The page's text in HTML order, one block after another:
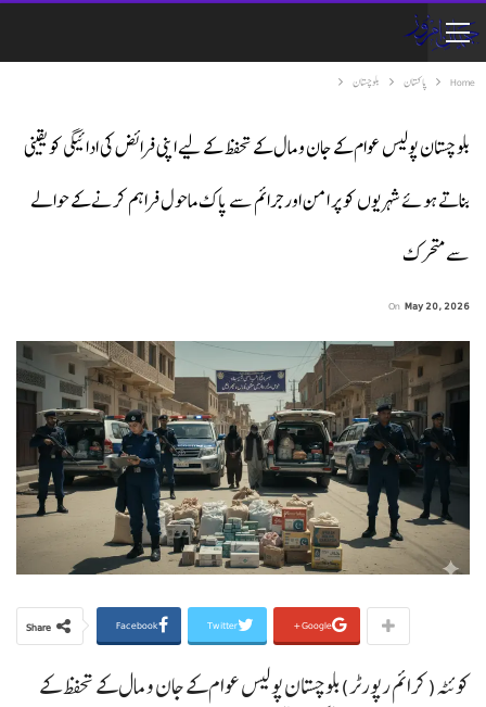
Home پاکستان بلوچستان
بلوچستان پولیس عوام کے جان و مال کے تحفظ کے لیے اپنی فرائض کی ادائیگی کو یقینی
بناتے ہوئے شہریوں کو پر امن اور جرائم سے پاک ماحول فراہم کرنے کے حوالے
سے متحرک
On May 20, 2026
Share Facebook Twitter Google+
کوئٹہ(کرائم رپورٹر)بلوچستان پولیس عوام کے جان و مال کے تحفظ کے